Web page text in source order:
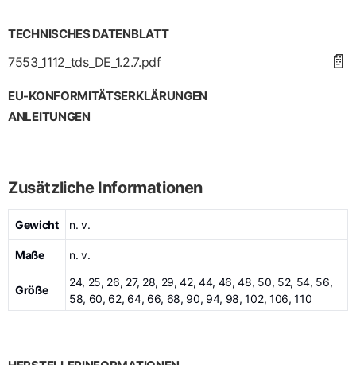
TECHNISCHES DATENBLATT
7553_1112_tds_DE_1.2.7.pdf 📄
EU-KONFORMITÄTSERKLÄRUNGEN
ANLEITUNGEN
Zusätzliche Informationen
Gewicht n. v.
Maße n. v.
Größe
24, 25, 26, 27, 28, 29, 42, 44, 46, 48, 50, 52, 54, 56,
58, 60, 62, 64, 66, 68, 90, 94, 98, 102, 106, 110